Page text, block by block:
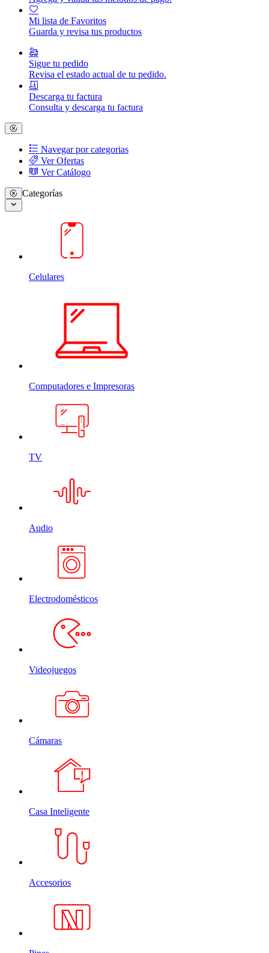
Mi lista de Favoritos
Guarda y revisa tus productos
Sigue tu pedido
Revisa el estado actual de tu pedido.
Descarga tu factura
Consulta y descarga tu factura
Navegar por categorias
Ver Ofertas
Ver Catálogo
Categorías
Celulares
Computadores e Impresoras
TV
Audio
Electrodomésticos
Videojuegos
Cámaras
Casa Inteligente
Accesorios